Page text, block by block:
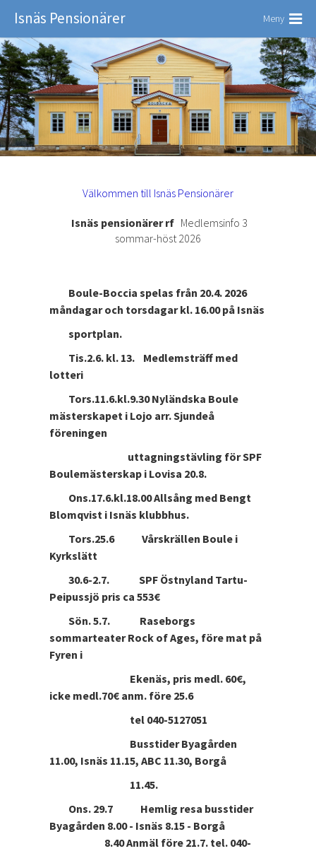
Isnäs Pensionärer Meny
Välkommen till Isnäs Pensionärer
Isnäs pensionärer rfMedlemsinfo 3
sommar-höst 2026
Boule-Boccia spelas från 20.4. 2026
måndagar och torsdagar kl. 16.00 på Isnäs
sportplan.
Tis.2.6. kl. 13. Medlemsträff med
lotteri
Tors.11.6.kl.9.30 Nyländska Boule
mästerskapet i Lojo arr. Sjundeå
föreningen
uttagningstävling för SPF
Boulemästerskap i Lovisa 20.8.
Ons.17.6.kl.18.00 Allsång med Bengt
Blomqvist i Isnäs klubbhus.
Tors.25.6 Vårskrällen Boule i
Kyrkslätt
30.6-2.7. SPF Östnyland Tartu-
Peipussjö pris ca 553€
Sön. 5.7. Raseborgs
sommarteater Rock of Ages, före mat på
Fyren i
Ekenäs, pris medl. 60€,
icke medl.70€ anm. före 25.6
tel 040-5127051
Busstider Byagården
11.00, Isnäs 11.15, ABC 11.30, Borgå
11.45.
Ons. 29.7 Hemlig resa busstider
Byagården 8.00 - Isnäs 8.15 - Borgå
8.40 Anmäl före 21.7. tel. 040-